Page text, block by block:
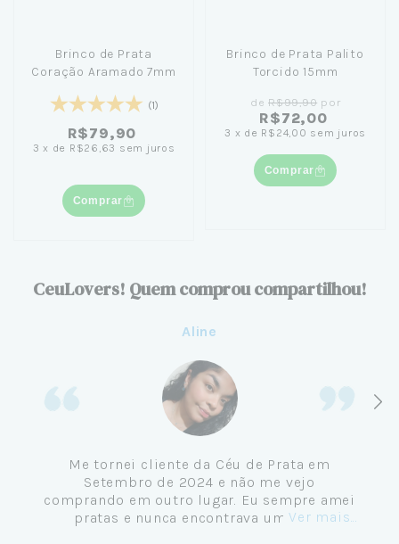
Brinco de Prata
Coração Aramado 7mm
(1)
R$79,90
3 x de R$26,63 sem juros
Comprar
Brinco de Prata Palito
Torcido 15mm
de R$99,90 por
R$72,00
3 x de R$24,00 sem juros
Comprar
CeuLovers! Quem comprou compartilhou!
Aline
Me tornei cliente da Céu de Prata em
Setembro de 2024 e não me vejo
comprando em outro lugar. Eu sempre amei
pratas e nunca encontrava uma loja
Ver mais...